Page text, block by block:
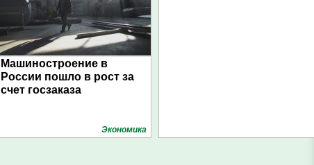
Машиностроение в
России пошло в рост за
счет госзаказа
Экономика